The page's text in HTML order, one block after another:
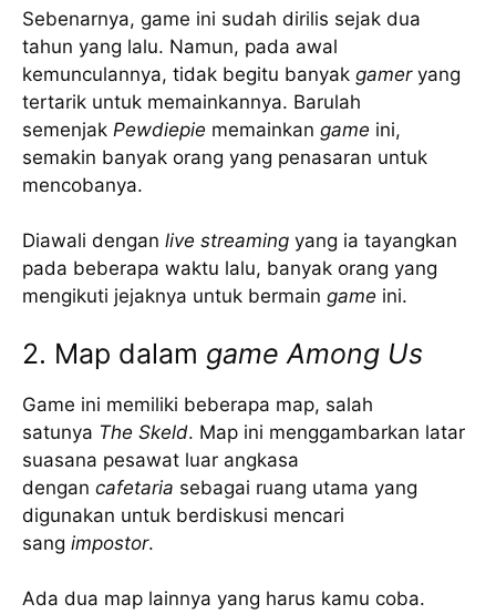
Sebenarnya, game ini sudah dirilis sejak dua
tahun yang lalu. Namun, pada awal
kemunculannya, tidak begitu banyak gameryang
tertarik untuk memainkannya. Barulah
semenjak Pewdiepie memainkan game ini,
semakin banyak orang yang penasaran untuk
mencobanya.
Diawali dengan live streaming yang ia tayangkan
pada beberapa waktu lalu, banyak orang yang
mengikuti jejaknya untuk bermain game ini.
2. Map dalam game Among Us
Game ini memiliki beberapa map, salah
satunya The Skeld. Map ini menggambarkan latar
suasana pesawat luar angkasa
dengan cafetaria sebagai ruang utama yang
digunakan untuk berdiskusi mencari
sang impostor.
Ada dua map lainnya yang harus kamu coba.